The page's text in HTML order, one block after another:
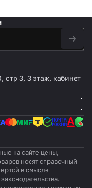
стр 3, 3 этаж, кабинет
на сайте цены,
носят справочный
в смысле